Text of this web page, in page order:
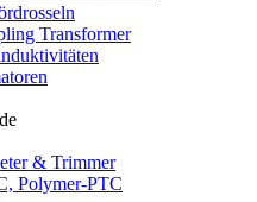
Transformer
& Trimmer
Polymer-PTC